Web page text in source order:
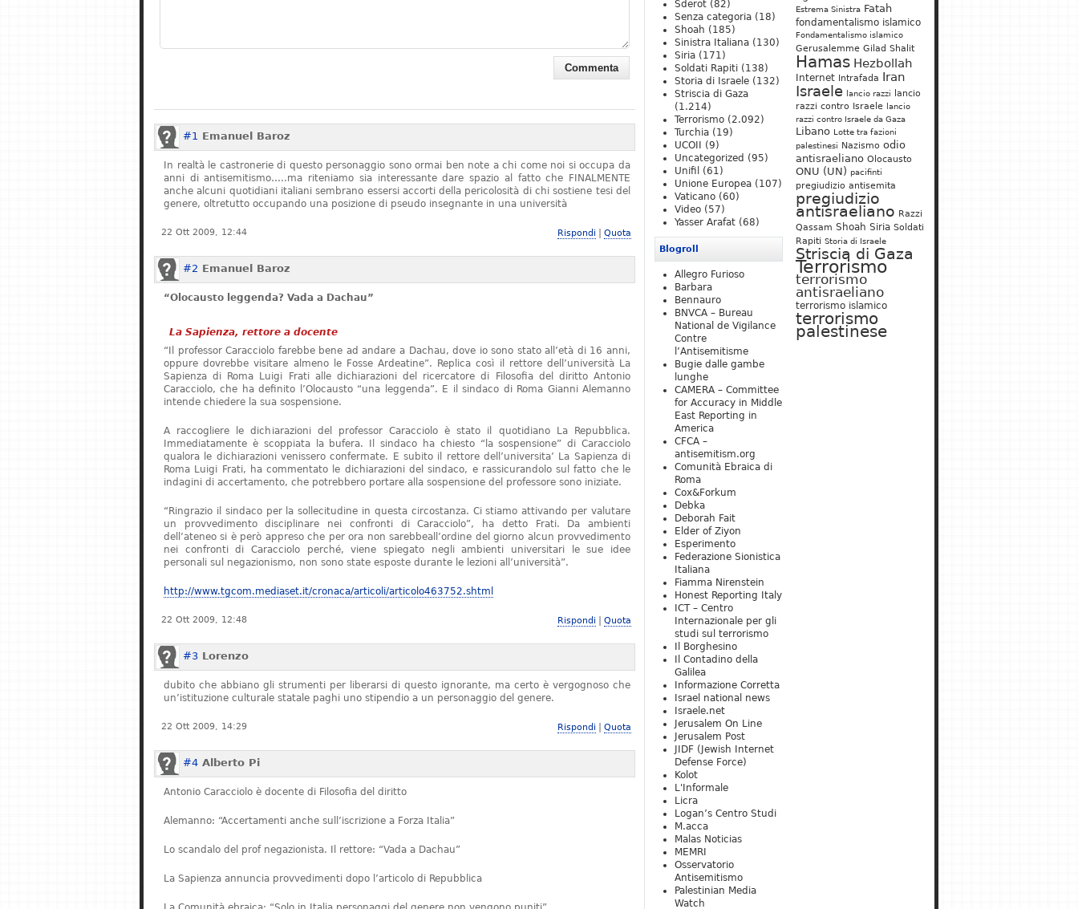
#1 Emanuel Baroz
In realtà le castronerie di questo personaggio sono ormai ben note a chi come noi si occupa da
anni di antisemitismo…..ma riteniamo sia interessante dare spazio al fatto che FINALMENTE
anche alcuni quotidiani italiani sembrano essersi accorti della pericolosità di chi sostiene tesi del
genere, oltretutto occupando una posizione di pseudo insegnante in una università
22 Ott 2009, 12:44 Rispondi Quota
#2 Emanuel Baroz
“Olocausto leggenda? Vada a Dachau”
La Sapienza, rettore a docente
“Il professor Caracciolo farebbe bene ad andare a Dachau, dove io sono stato all’età di 16 anni,
oppure dovrebbe visitare almeno le Fosse Ardeatine”. Replica così il rettore dell’università La
Sapienza di Roma Luigi Frati alle dichiarazioni del ricercatore di Filosofia del diritto Antonio
Caracciolo, che ha definito l’Olocausto “una leggenda”. E il sindaco di Roma Gianni Alemanno
intende chiedere la sua sospensione.
A raccogliere le dichiarazioni del professor Caracciolo è stato il quotidiano La Repubblica.
Immediatamente è scoppiata la bufera. Il sindaco ha chiesto “la sospensione” di Caracciolo
qualora le dichiarazioni venissero confermate. E subito il rettore dell’universita’ La Sapienza di
Roma Luigi Frati, ha commentato le dichiarazioni del sindaco, e rassicurandolo sul fatto che le
indagini di accertamento, che potrebbero portare alla sospensione del professore sono iniziate.
“Ringrazio il sindaco per la sollecitudine in questa circostanza. Ci stiamo attivando per valutare
un provvedimento disciplinare nei confronti di Caracciolo”, ha detto Frati. Da ambienti
dell’ateneo si è però appreso che per ora non sarebbeall’ordine del giorno alcun provvedimento
nei confronti di Caracciolo perché, viene spiegato negli ambienti universitari le sue idee
personali sul negazionismo, non sono state esposte durante le lezioni all’università”.
http://www.tgcom.mediaset.it/cronaca/articoli/articolo463752.shtml
22 Ott 2009, 12:48 Rispondi Quota
#3 Lorenzo
dubito che abbiano gli strumenti per liberarsi di questo ignorante, ma certo è vergognoso che
un’istituzione culturale statale paghi uno stipendio a un personaggio del genere.
22 Ott 2009, 14:29 Rispondi Quota
#4 Alberto Pi
Antonio Caracciolo è docente di Filosofia del diritto
Alemanno: “Accertamenti anche sull’iscrizione a Forza Italia”
Lo scandalo del prof negazionista. Il rettore: “Vada a Dachau”
La Sapienza annuncia provvedimenti dopo l’articolo di Repubblica
Estrema Sinistra Fatah
fondamentalismo islamico
Fondamentalismo islamico
Gerusalemme Gilad Shalit
Hamas Hezbollah
Internet Intrafada Iran
Israele lancio razzi
lancio
razzi contro Israele lancio
razzi contro Israele da Gaza
Libano Lotte tra fazioni
palestinesi Nazismo odio
antisraeliano Olocausto
ONU (UN) pacifinti
pregiudizio antisemita
pregiudizio
antisraeliano Razzi
Qassam Shoah Siria Soldati
Rapiti Storia di Israele
Striscia di Gaza
Terrorismo
terrorismo
antisraeliano
terrorismo islamico
terrorismo
palestinese
Sderot (82)
Senza categoria (18)
Shoah (185)
Sinistra Italiana (130)
Siria (171)
Soldati Rapiti (138)
Storia di Israele (132)
Striscia di Gaza
(1.214)
Terrorismo (2.092)
Turchia (19)
UCOII
(9)
Uncategorized (95)
Unifil
(61)
Unione Europea (107)
Vaticano (60)
Video (57)
Yasser Arafat (68)
Blogroll
Allegro Furioso
Barbara
Bennauro
BNVCA – Bureau
National de Vigilance
Contre
l’Antisemitisme
Bugie dalle gambe
lunghe
CAMERA – Committee
for Accuracy in Middle
East Reporting in
America
CFCA –
antisemitism.org
Comunità Ebraica di
Roma
Cox&Forkum
Debka
Deborah Fait
Elder of Ziyon
Esperimento
Federazione Sionistica
Italiana
Fiamma Nirenstein
Honest Reporting Italy
ICT – Centro
Internazionale per gli
studi sul terrorismo
Il Borghesino
Il Contadino della
Galilea
Informazione Corretta
Israel national news
Israele.net
Jerusalem On Line
Jerusalem Post
JIDF (Jewish Internet
Defense Force)
Kolot
L'Informale
Licra
Logan’s Centro Studi
M.acca
Malas Noticias
MEMRI
Osservatorio
Antisemitismo
Palestinian Media
Watch